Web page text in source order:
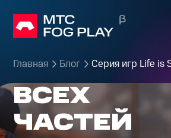
Главная Блог
LIFE IS
STRANGE:
ОБЗОР
ВСЕХ
ЧАСТЕЙ